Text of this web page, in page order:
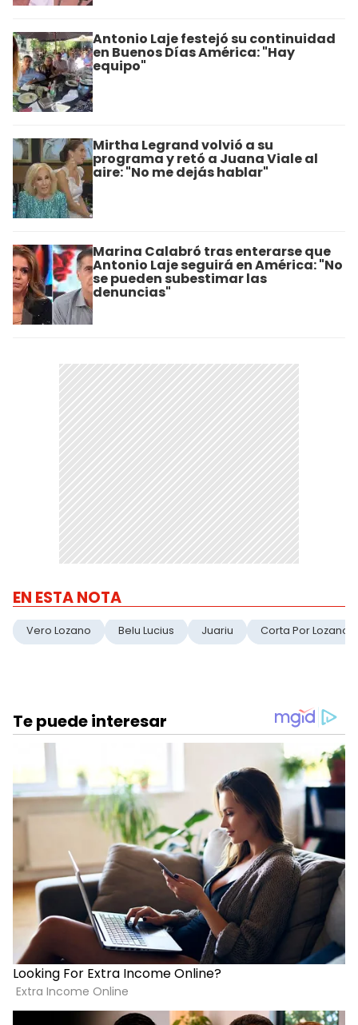
Antonio Laje festejó su continuidad
en Buenos Días América: "Hay
equipo"
Mirtha Legrand volvió a su
programa y retó a Juana Viale al
aire: "No me dejás hablar"
Marina Calabró tras enterarse que
Antonio Laje seguirá en América: "No
se pueden subestimar las
denuncias"
EN ESTA NOTA
Vero Lozano Belu Lucius Juariu Corta Por Lozano